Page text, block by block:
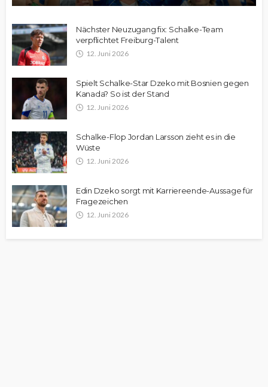
Nächster Neuzugang fix: Schalke-Team
verpflichtet Freiburg-Talent
12. Juni 2026
Spielt Schalke-Star Dzeko mit Bosnien gegen
Kanada? So ist der Stand
12. Juni 2026
Schalke-Flop Jordan Larsson zieht es in die
Wüste
12. Juni 2026
Edin Dzeko sorgt mit Karriereende-Aussage für
Fragezeichen
12. Juni 2026